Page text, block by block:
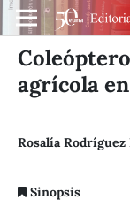
agrícola
Rosalía Rodríguez
Sinopsis